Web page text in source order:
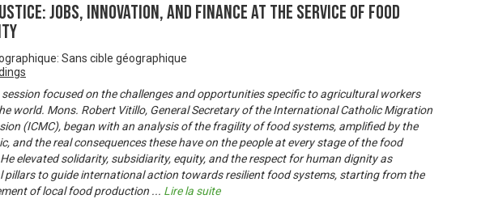
Jobs, innovation, and finance at the service of food
Sans cible géographique
session focused on the challenges and opportunities specific to agricultural workers
world. Mons. Robert Vitillo, General Secretary of the International Catholic Migration
(ICMC), began with an analysis of the fragility of food systems, amplified by the
and the real consequences these have on the people at every stage of the food
elevated solidarity, subsidiarity, equity, and the respect for human dignity as
pillars to guide international action towards resilient food systems, starting from the
of local food production ... Lire la suite